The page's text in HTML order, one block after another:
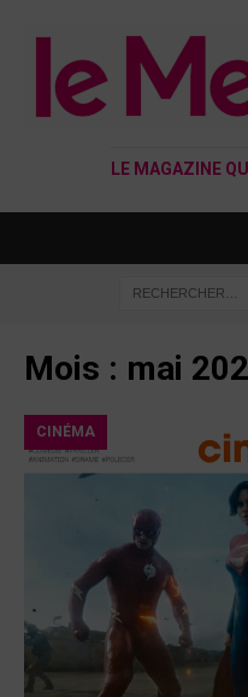
LE MAGAZINE
Mois : mai
CINÉMA